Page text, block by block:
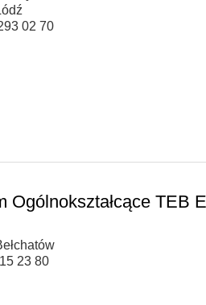
02 70
Ogólnokształcące TEB
23 80